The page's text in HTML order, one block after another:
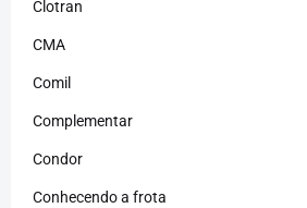
Clotran
CMA
Comil
Complementar
Condor
Conhecendo a frota